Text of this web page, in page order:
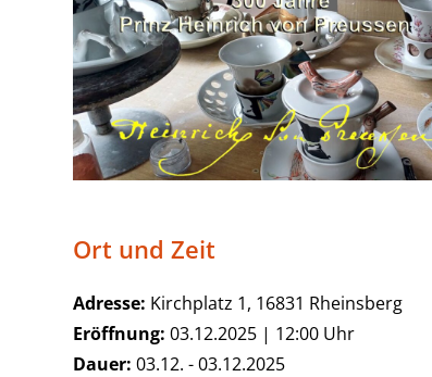
Ort und Zeit
Adresse: Kirchplatz 1, 16831 Rheinsberg
Eröffnung: 03.12.2025 | 12:00 Uhr
Dauer: 03.12. - 03.12.2025